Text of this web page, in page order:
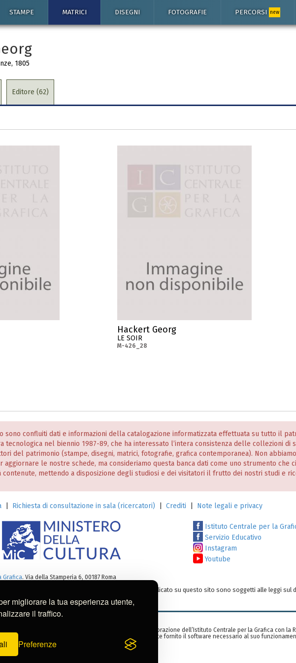
migliorare la tua esperienza utente,
il traffico.
Preferenze
STAMPE MATRICI DISEGNI FOTOGRAFIE PERCORSI new
1805
Editore (62)
Hackert Georg
LE SOIR
M-426_28
sono confluiti dati e informazioni della catalogazione informatizzata effettuata su tutto il
tecnologica nel biennio 1987-89, che ha interessato l’intera consistenza delle collezioni di
del patrimonio (stampe, disegni, matrici, fotografie, grafica contemporanea). Non
aggiornare le nostre schede, ma consideriamo questa banca dati come uno strumento
contenute, mettendo a disposizione degli studiosi e dei visitatori il frutto dei nostri studi e
Richiesta di consultazione in sala (ricercatori) Crediti Note legali e privacy
Istituto Centrale per la
Servizio Educativo
Instagram
Youtube
Grafica. Via della Stamperia 6, 00187 Roma
sulle immagini, sui testi e/o su altro materiale pubblicato su questo sito sono soggetti alle leggi sul
contattare l'Istituto:
ic-gr@cultura.gov.it
banca dati è stata realizzata nell’ambito di una collaborazione dell’Istituto Centrale per la Grafica con la
Arti di San Fernando (Madrid, Spagna), che ha gentilmente fornito il software necessario al suo
contenuti